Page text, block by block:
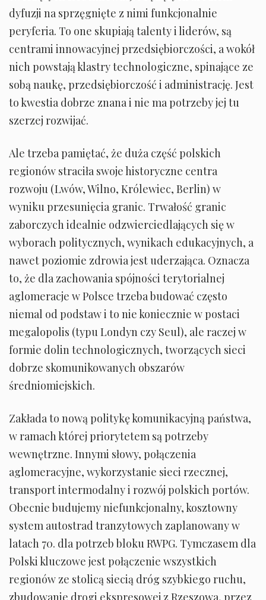
dyfuzji na sprzęgnięte z nimi funkcjonalnie
peryferia. To one skupiają talenty i liderów, są
centrami innowacyjnej przedsiębiorczości, a wokół
nich powstają klastry technologiczne, spinające ze
sobą naukę, przedsiębiorczość i administrację. Jest
to kwestia dobrze znana i nie ma potrzeby jej tu
szerzej rozwijać.
Ale trzeba pamiętać, że duża część polskich
regionów straciła swoje historyczne centra
rozwoju (Lwów, Wilno, Królewiec, Berlin) w
wyniku przesunięcia granic. Trwałość granic
zaborczych idealnie odzwierciedlających się w
wyborach politycznych, wynikach edukacyjnych, a
nawet poziomie zdrowia jest uderzająca. Oznacza
to, że dla zachowania spójności terytorialnej
aglomeracje w Polsce trzeba budować często
niemal od podstaw i to nie koniecznie w postaci
megalopolis (typu Londyn czy Seul), ale raczej w
formie dolin technologicznych, tworzących sieci
dobrze skomunikowanych obszarów
średniomiejskich.
Zakłada to nową politykę komunikacyjną państwa,
w ramach której priorytetem są potrzeby
wewnętrzne. Innymi słowy, połączenia
aglomeracyjne, wykorzystanie sieci rzecznej,
transport intermodalny i rozwój polskich portów.
Obecnie budujemy niefunkcjonalny, kosztowny
system autostrad tranzytowych zaplanowany w
latach 70. dla potrzeb bloku RWPG. Tymczasem dla
Polski kluczowe jest połączenie wszystkich
regionów ze stolicą siecią dróg szybkiego ruchu,
zbudowanie drogi ekspresowej z Rzeszowa, przez